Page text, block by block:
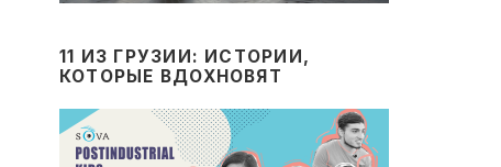
11 ИЗ ГРУЗИИ: ИСТОРИИ,
КОТОРЫЕ ВДОХНОВЯТ